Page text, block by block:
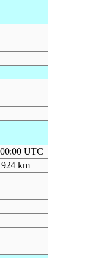
UTC
km